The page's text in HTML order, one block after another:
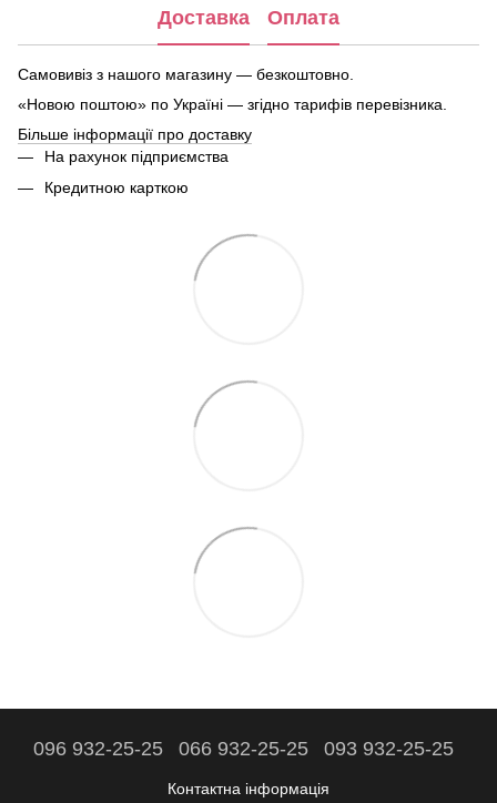
Доставка Оплата
Самовивіз з нашого магазину — безкоштовно.
«Новою поштою» по Україні — згідно тарифів перевізника.
Більше інформації про доставку
На рахунок підприємства
Кредитною карткою
096 932-25-25 066 932-25-25 093 932-25-25
Контактна інформація